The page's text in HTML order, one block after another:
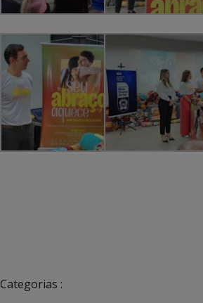
Categorias :